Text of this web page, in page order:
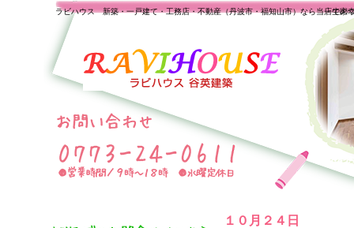
１０月２４日
一生の
ラビハウス 新築・一戸建て・工務店・不動産（丹波市・福知山市）なら当店で家